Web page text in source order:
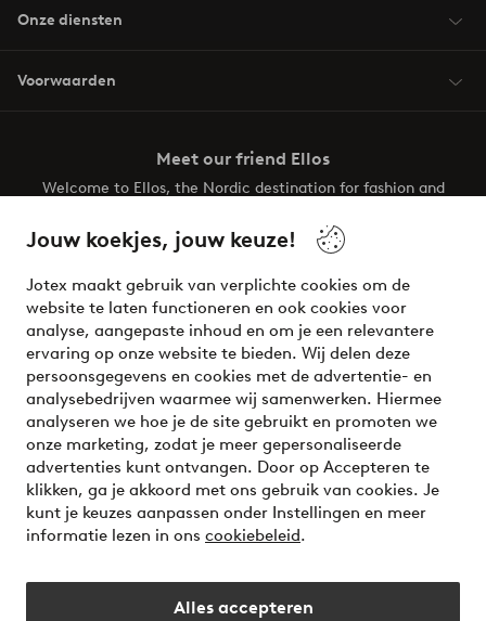
Jouw koekjes, jouw keuze!
Jotex maakt gebruik van verplichte cookies om de
website te laten functioneren en ook cookies voor
analyse, aangepaste inhoud en om je een relevantere
ervaring op onze website te bieden. Wij delen deze
persoonsgegevens en cookies met de advertentie- en
analysebedrijven waarmee wij samenwerken. Hiermee
analyseren we hoe je de site gebruikt en promoten we
onze marketing, zodat je meer gepersonaliseerde
advertenties kunt ontvangen. Door op Accepteren te
klikken, ga je akkoord met ons gebruik van cookies. Je
kunt je keuzes aanpassen onder Instellingen en meer
informatie lezen in ons cookiebeleid.
Alles accepteren
Onze diensten
Voorwaarden
Meet our friend Ellos
Welcome to Ellos, the Nordic destination for fashion and
your wardrobe. Your next inspiring look is here!
Veilig betalen - Nu betalen of opsplitsen
Wil je meer weten over onze betaalopties?